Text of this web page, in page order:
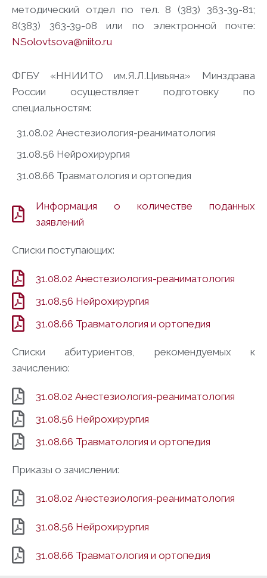
методический отдел по тел. 8 (383) 363-39-81;
8(383) 363-39-08 или по электронной почте:
NSolovtsova@niito.ru
ФГБУ «ННИИТО им.Я.Л.Цивьяна» Минздрава
России осуществляет подготовку по
специальностям:
31.08.02 Анестезиология-реаниматология
31.08.56 Нейрохирургия
31.08.66 Травматология и ортопедия
Информация о количестве поданных
заявлений
Списки поступающих:
31.08.02 Анестезиология-реаниматология
31.08.56 Нейрохирургия
31.08.66 Травматология и ортопедия
Списки абитуриентов, рекомендуемых к
зачислению:
31.08.02 Анестезиология-реаниматология
31.08.56 Нейрохирургия
31.08.66 Травматология и ортопедия
Приказы о зачислении:
31.08.02 Анестезиология-реаниматология
31.08.56 Нейрохирургия
31.08.66 Травматология и ортопедия